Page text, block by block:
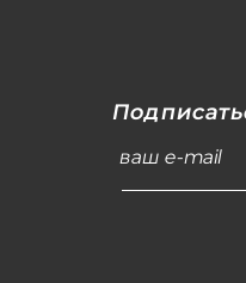
ваш e-mail